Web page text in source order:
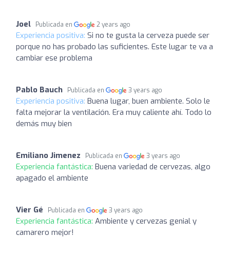
Joel Publicada en 2 years ago
Experiencia positiva: Si no te gusta la cerveza puede ser
porque no has probado las suficientes. Este lugar te va a
cambiar ese problema
Pablo Bauch Publicada en 3 years ago
Experiencia positiva: Buena lugar, buen ambiente. Solo le
falta mejorar la ventilación. Era muy caliente ahí. Todo lo
demás muy bien
Emiliano Jimenez Publicada en 3 years ago
Experiencia fantástica: Buena variedad de cervezas, algo
apagado el ambiente
Vier Gé Publicada en 3 years ago
Experiencia fantástica: Ambiente y cervezas genial y
camarero mejor!